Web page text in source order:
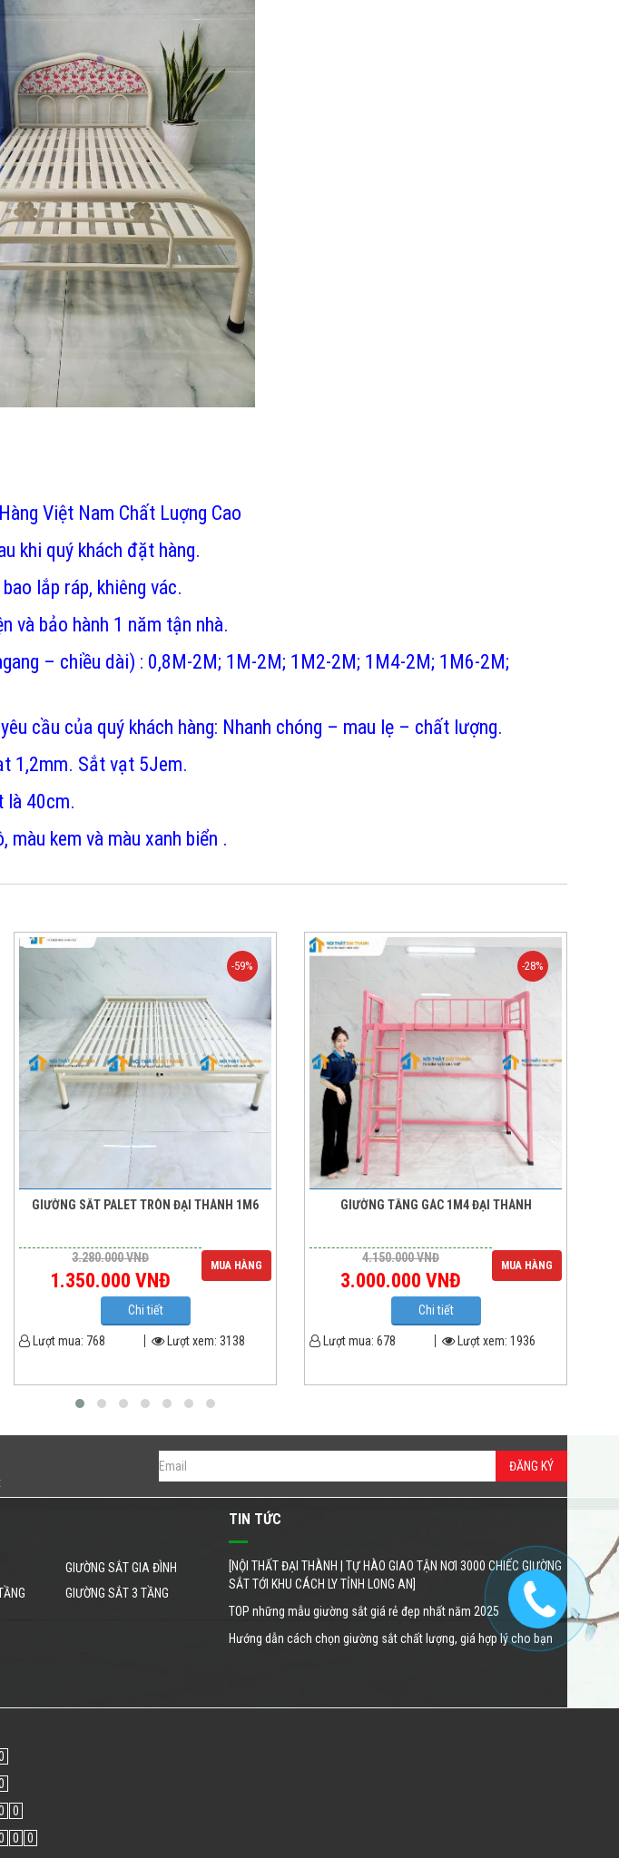
Việt Nam Chất Luợng Cao
khi quý khách đặt hàng.
lắp ráp, khiêng vác.
và bảo hành 1 năm tận nhà.
– chiều dài) : 0,8M-2M; 1M-2M; 1M2-2M; 1M4-2M; 1M6-2M;
cầu của quý khách hàng: Nhanh chóng – mau lẹ – chất lượng.
1,2mm. Sắt vạt 5Jem.
là 40cm.
kem và màu xanh biển .
-59%
GIƯỜNG SẮT PALET TRÒN ĐẠI THÀNH 1M6
3.280.000VNĐ
1.350.000 VNĐ
MUA HÀNG
Chi tiết
Lượt mua: 768 Lượt xem: 3138
-28%
GIƯỜNG TẦNG GÁC 1M4 ĐẠI THÀNH
4.150.000VNĐ
3.000.000 VNĐ
MUA HÀNG
Chi tiết
Lượt mua: 678 Lượt xem: 1936
ĐĂNG KÝ
GIƯỜNG SẮT GIA ĐÌNH
GIƯỜNG SẮT 3 TẦNG
TIN TỨC
[NỘI THẤT ĐẠI THÀNH | TỰ HÀO GIAO TẬN NƠI 3000 CHIẾC GIƯỜNG
SẮT TỚI KHU CÁCH LY TỈNH LONG AN]
TOP những mẫu giường sắt giá rẻ đẹp nhất năm 2025
Hướng dẫn cách chọn giường sắt chất lượng, giá hợp lý cho bạn
0
0 0